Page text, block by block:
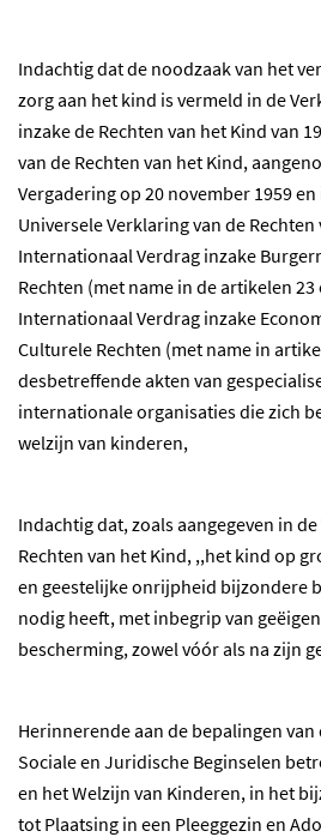
Indachtig dat de noodzaak van het
zorg aan het kind is vermeld in de
inzake de Rechten van het Kind van
van de Rechten van het Kind,
Vergadering op 20 november 1959
Universele Verklaring van de
Internationaal Verdrag inzake
Rechten (met name in de artikelen 23
Internationaal Verdrag inzake
Culturele Rechten (met name in
desbetreffende akten van
internationale organisaties die zich
welzijn van kinderen,
Indachtig dat, zoals aangegeven in
Rechten van het Kind, ,,het kind op
en geestelijke onrijpheid bijzondere
nodig heeft, met inbegrip van
bescherming, zowel vóór als na zijn
Herinnerende aan de bepalingen
Sociale en Juridische Beginselen
en het Welzijn van Kinderen, in het
tot Plaatsing in een Pleeggezin en